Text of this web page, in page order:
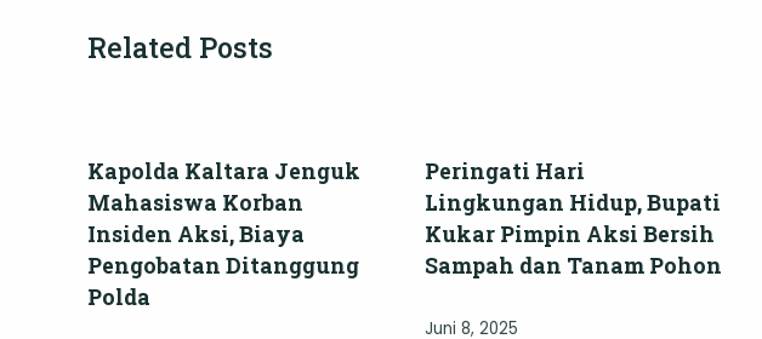
Related Posts
Kapolda Kaltara Jenguk
Mahasiswa Korban
Insiden Aksi, Biaya
Pengobatan Ditanggung
Polda
Peringati Hari
Lingkungan Hidup, Bupati
Kukar Pimpin Aksi Bersih
Sampah dan Tanam Pohon
Juni 8, 2025